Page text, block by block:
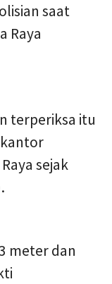
saat
Raya
terperiksa itu
sejak
meter dan